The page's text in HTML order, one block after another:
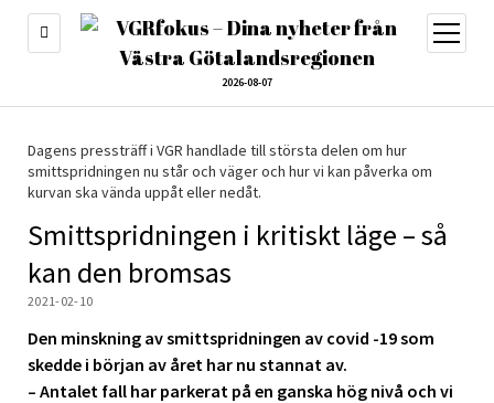
2026-08-07
öppna
meny
Dagens pressträff i VGR handlade till största delen om hur
smittspridningen nu står och väger och hur vi kan påverka om
kurvan ska vända uppåt eller nedåt.
Smittspridningen i kritiskt läge – så
kan den bromsas
2021-02-10
Den minskning av smittspridningen av covid -19 som
skedde i början av året har nu stannat av.
– Antalet fall har parkerat på en ganska hög nivå och vi